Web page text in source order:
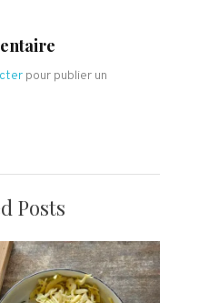
pour publier un
Posts